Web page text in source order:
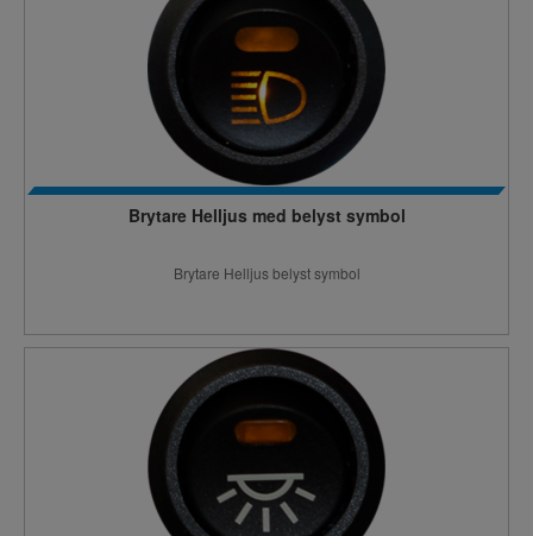
Brytare Helljus med belyst symbol
Brytare Helljus belyst symbol